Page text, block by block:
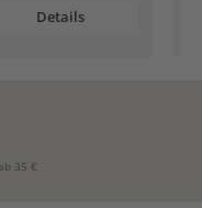
Details
35 €